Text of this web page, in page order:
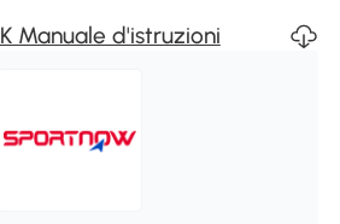
Manuale d'istruzioni